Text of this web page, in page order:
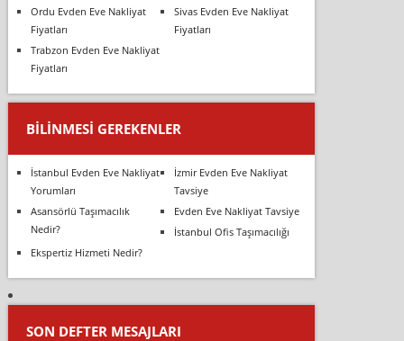
Ordu Evden Eve Nakliyat
Fiyatları
Sivas Evden Eve Nakliyat
Fiyatları
Trabzon Evden Eve Nakliyat
Fiyatları
BILINMESI GEREKENLER
İstanbul Evden Eve Nakliyat
Yorumları
İzmir Evden Eve Nakliyat
Tavsiye
Asansörlü Taşımacılık
Nedir?
Evden Eve Nakliyat Tavsiye
İstanbul Ofis Taşımacılığı
Ekspertiz Hizmeti Nedir?
SON DEFTER MESAJLARI